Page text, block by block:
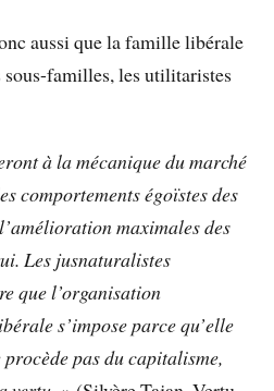
aussi que la famille libérale
familles, les utilitaristes
à la mécanique du marché
comportements égoïstes des
maximales des
Les jusnaturalistes
que l’organisation
s’impose parce qu’elle
pas du capitalisme,